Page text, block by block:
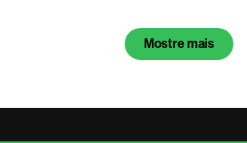
Mostre mais